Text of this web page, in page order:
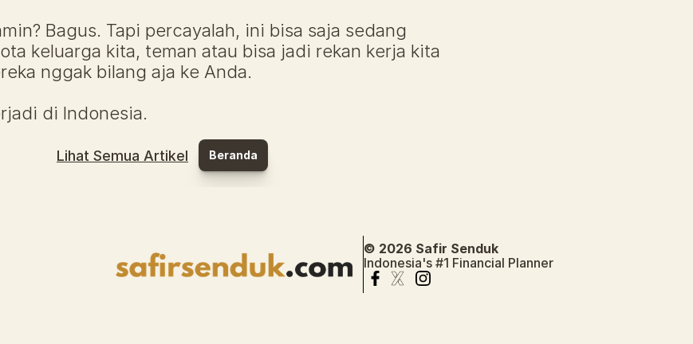
Bagus. Tapi percayalah, ini bisa saja sedang
keluarga kita, teman atau bisa jadi rekan kerja kita
nggak bilang aja ke Anda.
di Indonesia.
Lihat Semua Artikel Beranda
© 2026 Safir Senduk
Indonesia's #1 Financial Planner